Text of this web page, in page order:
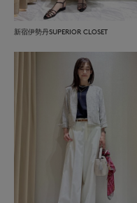
新宿伊勢丹SUPERIOR CLOSET